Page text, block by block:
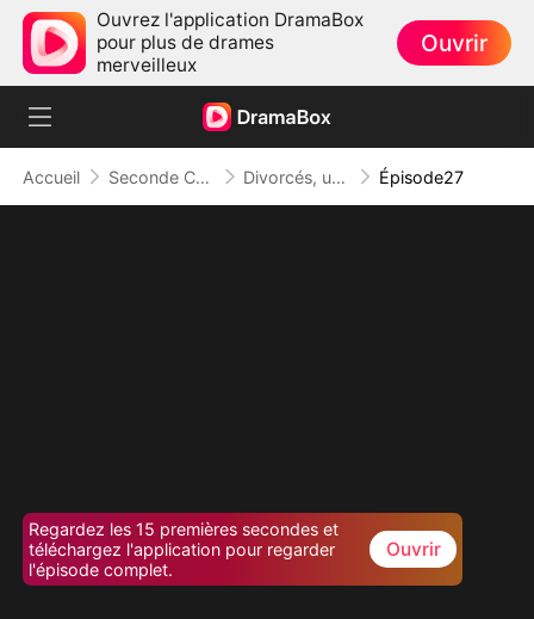
Ouvrez l'application DramaBox
pour plus de drames
merveilleux
Ouvrir
Accueil Seconde Chance Divorcés, un Bébé en Secret Épisode27
Regardez les 15 premières secondes et
téléchargez l'application pour regarder
l'épisode complet.
Ouvrir